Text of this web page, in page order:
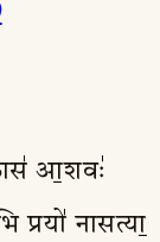
आ॒शवः॑
प्रयो॑ नासत्या॒